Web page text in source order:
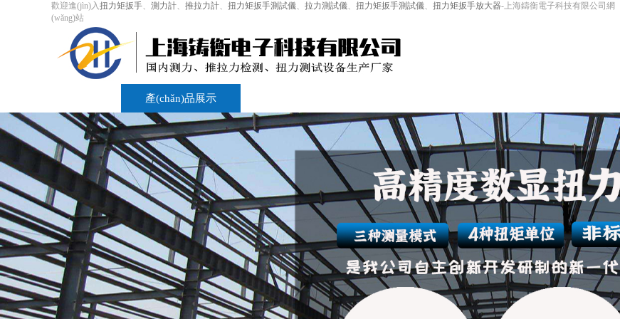
歡迎進(jìn)入扭力矩扳手、 測力計、 推拉力計、 扭力矩扳手測試儀、 拉力測試儀、 扭力矩扳手測試儀、 扭力矩扳手放大器-上海鑄衡電子科技有限公司網
(wǎng)站
產(chǎn)品展示